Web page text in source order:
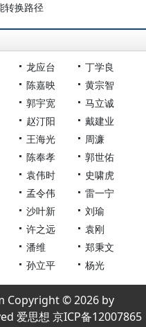
转换路径
龙应台
丁学良
陈嘉映
黄宗智
郭宇宽
马立诚
赵汀阳
戴建业
王海光
周濂
陈奉孝
郭世佑
袁伟时
史啸虎
孟令伟
雷一宁
沙叶新
刘瑜
许之远
袁刚
潘维
郑秉文
孙立平 杨光
Copyright © 2026 by
爱思想 京ICP备12007865